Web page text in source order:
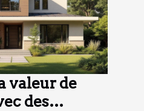
valeur de
des